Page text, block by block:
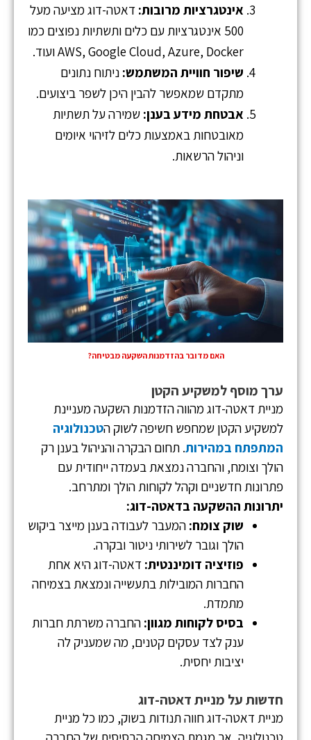
אינטגרציות מרובות: דאטה-דוג מציעה מעל
500 אינטגרציות עם כלים ותשתיות נפוצים כמו
AWS, Google Cloud, Azure, Docker ועוד.
שיפור חוויית המשתמש: ניתוח נתונים
מתקדם שמאפשר להבין היכן לשפר ביצועים.
אבטחת מידע בענן: שמירה על תשתיות
מאובטחות באמצעות כלים לזיהוי איומים
וניהול הרשאות.
האם מדובר בהזדמנות השקעה מבטיחה?
ערך מוסף למשקיע הקטן
מניית דאטה-דוג מהווה הזדמנות השקעה מעניינת
למשקיע הקטן שמחפש חשיפה לשוק הטכנולוגיה
המתפתח במהירות. תחום הבקרה והניהול בענן רק
הולך וצומח, והחברה נמצאת בעמדה ייחודית עם
פתרונות חדשניים וקהל לקוחות הולך ומתרחב.
יתרונות ההשקעה בדאטה-דוג:
שוק צומח: המעבר לעבודה בענן מייצר ביקוש
הולך וגובר לשירותי ניטור ובקרה.
פוזיציה דומיננטית: דאטה-דוג היא אחת
החברות המובילות בתעשייה ונמצאת בצמיחה
מתמדת.
בסיס לקוחות מגוון: החברה משרתת חברות
ענק לצד עסקים קטנים, מה שמעניק לה
יציבות יחסית.
חדשות על מניית דאטה-דוג
מניית דאטה-דוג חווה תנודות בשוק, כמו כל מניית